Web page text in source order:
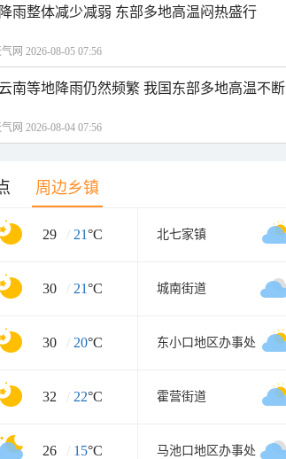
雨整体减少减弱 东部多地高温闷热盛行
网 2026-08-05 07:56
南等地降雨仍然频繁 我国东部多地高温不断
网 2026-08-04 07:56
周边乡镇
29 / 21°C 北七家镇
30 / 21°C 城南街道
30 / 20°C 东小口地区办事处
32 / 22°C 霍营街道
26 / 15°C 马池口地区办事处